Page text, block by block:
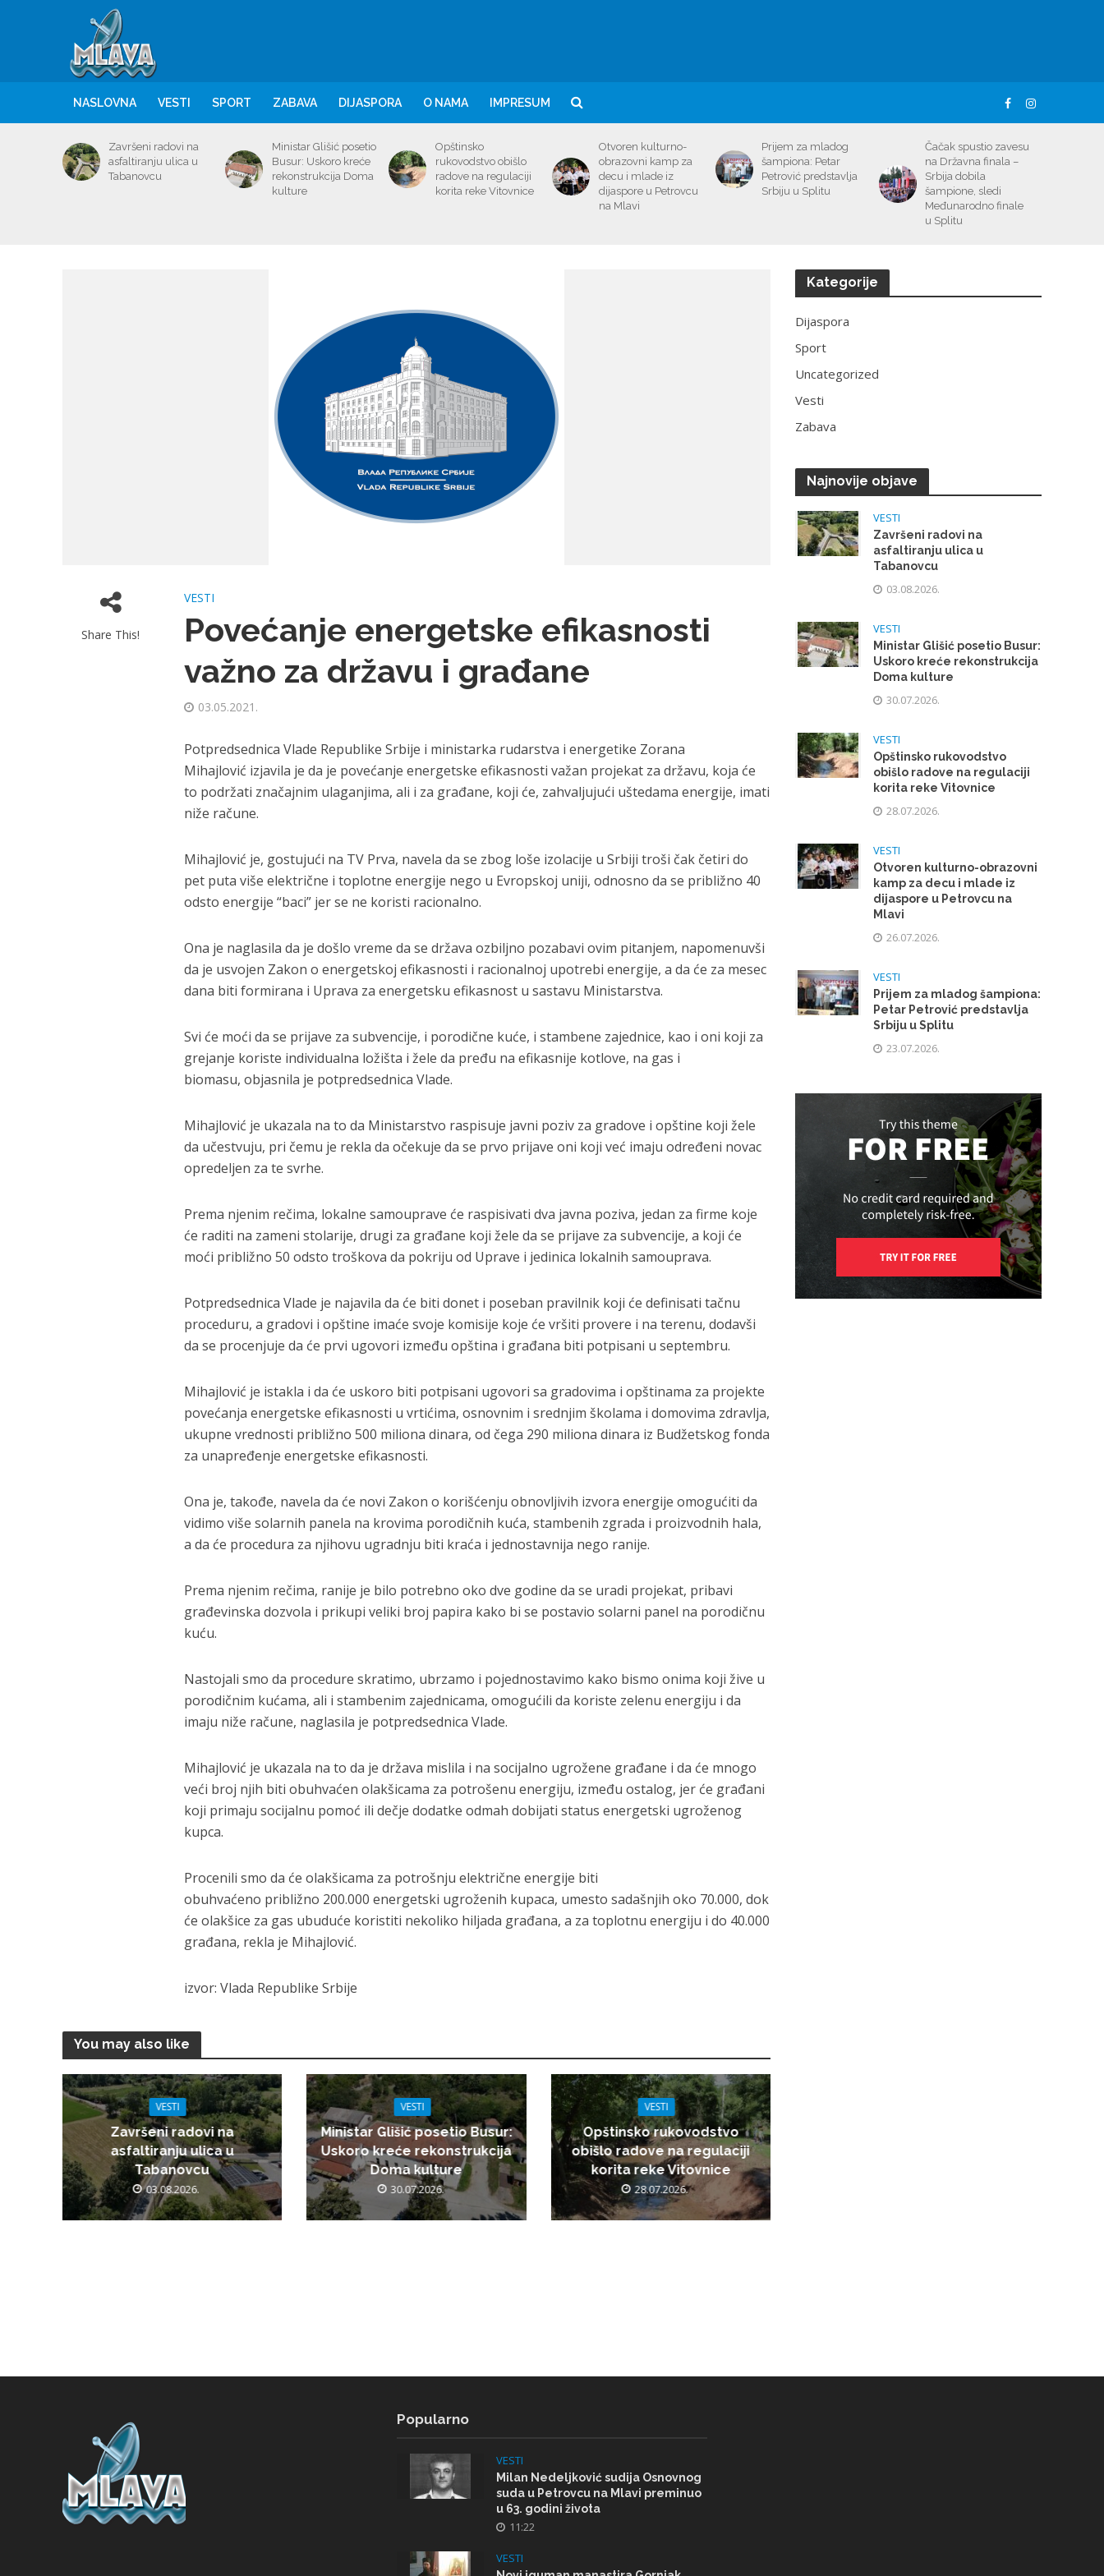
NASLOVNA VESTI SPORT ZABAVA DIJASPORA O NAMA IMPRESUM
Završeni radovi na
asfaltiranju ulica u
Tabanovcu
Ministar Glišić posetio
Busur: Uskoro kreće
rekonstrukcija Doma
kulture
Opštinsko
rukovodstvo obišlo
radove na regulaciji
korita reke Vitovnice
Otvoren kulturno-
obrazovni kamp za
decu i mlade iz
dijaspore u Petrovcu
na Mlavi
Prijem za mladog
šampiona: Petar
Petrović predstavlja
Srbiju u Splitu
Čačak spustio zavesu
na Državna finala –
Srbija dobila
šampione, sledi
Međunarodno finale
u Splitu
Share This!
VESTI
Povećanje energetske efikasnosti
važno za državu i građane
03.05.2021.
Potpredsednica Vlade Republike Srbije i ministarka rudarstva i energetike Zorana
Mihajlović izjavila je da je povećanje energetske efikasnosti važan projekat za državu, koja će
to podržati značajnim ulaganjima, ali i za građane, koji će, zahvaljujući uštedama energije, imati
niže račune.
Mihajlović je, gostujući na TV Prva, navela da se zbog loše izolacije u Srbiji troši čak četiri do
pet puta više električne i toplotne energije nego u Evropskoj uniji, odnosno da se približno 40
odsto energije “baci” jer se ne koristi racionalno.
Ona je naglasila da je došlo vreme da se država ozbiljno pozabavi ovim pitanjem, napomenuvši
da je usvojen Zakon o energetskoj efikasnosti i racionalnoj upotrebi energije, a da će za mesec
dana biti formirana i Uprava za energetsku efikasnost u sastavu Ministarstva.
Svi će moći da se prijave za subvencije, i porodične kuće, i stambene zajednice, kao i oni koji za
grejanje koriste individualna ložišta i žele da pređu na efikasnije kotlove, na gas i
biomasu, objasnila je potpredsednica Vlade.
Mihajlović je ukazala na to da Ministarstvo raspisuje javni poziv za gradove i opštine koji žele
da učestvuju, pri čemu je rekla da očekuje da se prvo prijave oni koji već imaju određeni novac
opredeljen za te svrhe.
Prema njenim rečima, lokalne samouprave će raspisivati dva javna poziva, jedan za firme koje
će raditi na zameni stolarije, drugi za građane koji žele da se prijave za subvencije, a koji će
moći približno 50 odsto troškova da pokriju od Uprave i jedinica lokalnih samouprava.
Potpredsednica Vlade je najavila da će biti donet i poseban pravilnik koji će definisati tačnu
proceduru, a gradovi i opštine imaće svoje komisije koje će vršiti provere i na terenu, dodavši
da se procenjuje da će prvi ugovori između opština i građana biti potpisani u septembru.
Mihajlović je istakla i da će uskoro biti potpisani ugovori sa gradovima i opštinama za projekte
povećanja energetske efikasnosti u vrtićima, osnovnim i srednjim školama i domovima zdravlja,
ukupne vrednosti približno 500 miliona dinara, od čega 290 miliona dinara iz Budžetskog fonda
za unapređenje energetske efikasnosti.
Ona je, takođe, navela da će novi Zakon o korišćenju obnovljivih izvora energije omogućiti da
vidimo više solarnih panela na krovima porodičnih kuća, stambenih zgrada i proizvodnih hala,
a da će procedura za njihovu ugradnju biti kraća i jednostavnija nego ranije.
Prema njenim rečima, ranije je bilo potrebno oko dve godine da se uradi projekat, pribavi
građevinska dozvola i prikupi veliki broj papira kako bi se postavio solarni panel na porodičnu
kuću.
Nastojali smo da procedure skratimo, ubrzamo i pojednostavimo kako bismo onima koji žive u
porodičnim kućama, ali i stambenim zajednicama, omogućili da koriste zelenu energiju i da
imaju niže račune, naglasila je potpredsednica Vlade.
Mihajlović je ukazala na to da je država mislila i na socijalno ugrožene građane i da će mnogo
veći broj njih biti obuhvaćen olakšicama za potrošenu energiju, između ostalog, jer će građani
koji primaju socijalnu pomoć ili dečje dodatke odmah dobijati status energetski ugroženog
kupca.
Procenili smo da će olakšicama za potrošnju električne energije biti
obuhvaćeno približno 200.000 energetski ugroženih kupaca, umesto sadašnjih oko 70.000, dok
će olakšice za gas ubuduće koristiti nekoliko hiljada građana, a za toplotnu energiju i do 40.000
građana, rekla je Mihajlović.
izvor: Vlada Republike Srbije
You may also like
VESTI
Završeni radovi na
asfaltiranju ulica u
Tabanovcu
03.08.2026.
VESTI
Ministar Glišić posetio Busur:
Uskoro kreće rekonstrukcija
Doma kulture
30.07.2026.
VESTI
Opštinsko rukovodstvo
obišlo radove na regulaciji
korita reke Vitovnice
28.07.2026.
Kategorije
Dijaspora
Sport
Uncategorized
Vesti
Zabava
Najnovije objave
VESTI
Završeni radovi na
asfaltiranju ulica u
Tabanovcu
03.08.2026.
VESTI
Ministar Glišić posetio Busur:
Uskoro kreće rekonstrukcija
Doma kulture
30.07.2026.
VESTI
Opštinsko rukovodstvo
obišlo radove na regulaciji
korita reke Vitovnice
28.07.2026.
VESTI
Otvoren kulturno-obrazovni
kamp za decu i mlade iz
dijaspore u Petrovcu na
Mlavi
26.07.2026.
VESTI
Prijem za mladog šampiona:
Petar Petrović predstavlja
Srbiju u Splitu
23.07.2026.
Popularno
VESTI
Milan Nedeljković sudija Osnovnog
suda u Petrovcu na Mlavi preminuo
u 63. godini života
11:22
VESTI